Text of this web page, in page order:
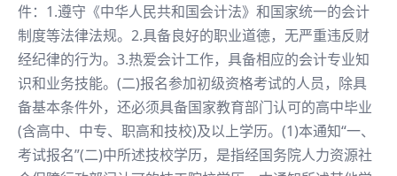
件：1.遵守《中华人民共和国会计法》和国家统一的会计
制度等法律法规。2.具备良好的职业道德，无严重违反财
经纪律的行为。3.热爱会计工作，具备相应的会计专业知
识和业务技能。(二)报名参加初级资格考试的人员，除具
备基本条件外，还必须具备国家教育部门认可的高中毕业
(含高中、中专、职高和技校)及以上学历。(1)本通知“一、
考试报名”(二)中所述技校学历，是指经国务院人力资源社